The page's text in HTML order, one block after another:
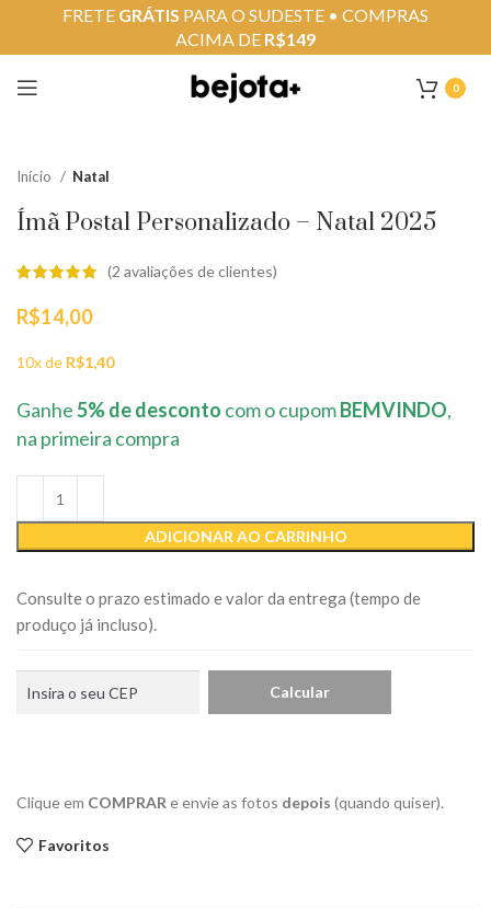
0
Início Natal
Ímã Postal Personalizado – Natal 2025
(2 avaliações de clientes)
R$14,00
10x de R$1,40
Ganhe5% de desconto com o cupomBEMVINDO,
na primeira compra
ADICIONAR AO CARRINHO
Consulte o prazo estimado e valor da entrega (tempo de
produço já incluso).
Clique em COMPRARe envie as fotos depois (quando quiser).
Favoritos
FRETE GRÁTIS PARA O SUDESTE • COMPRAS
ACIMA DE R$149